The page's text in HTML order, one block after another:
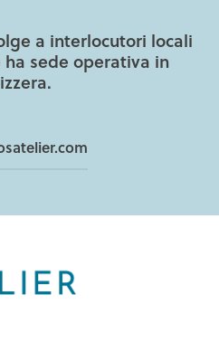
a interlocutori locali
sede operativa in